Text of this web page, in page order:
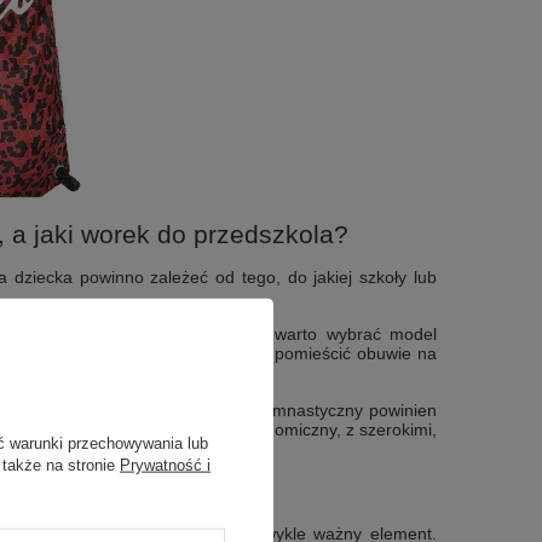
jaki worek do przedszkola?
powinno zależeć od tego, do jakiej szkoły lub
w codziennym funkcjonowaniu, warto wybrać model
powinien być na tyle duży, aby pomieścić obuwie na
Pojemny worek na strój gimnastyczny powinien
Ważne jest, aby był ergonomiczny, z szerokimi,
ale dla dzieci jest to niezwykle ważny element.
warunki przechowywania lub
na stronie Prywatność i